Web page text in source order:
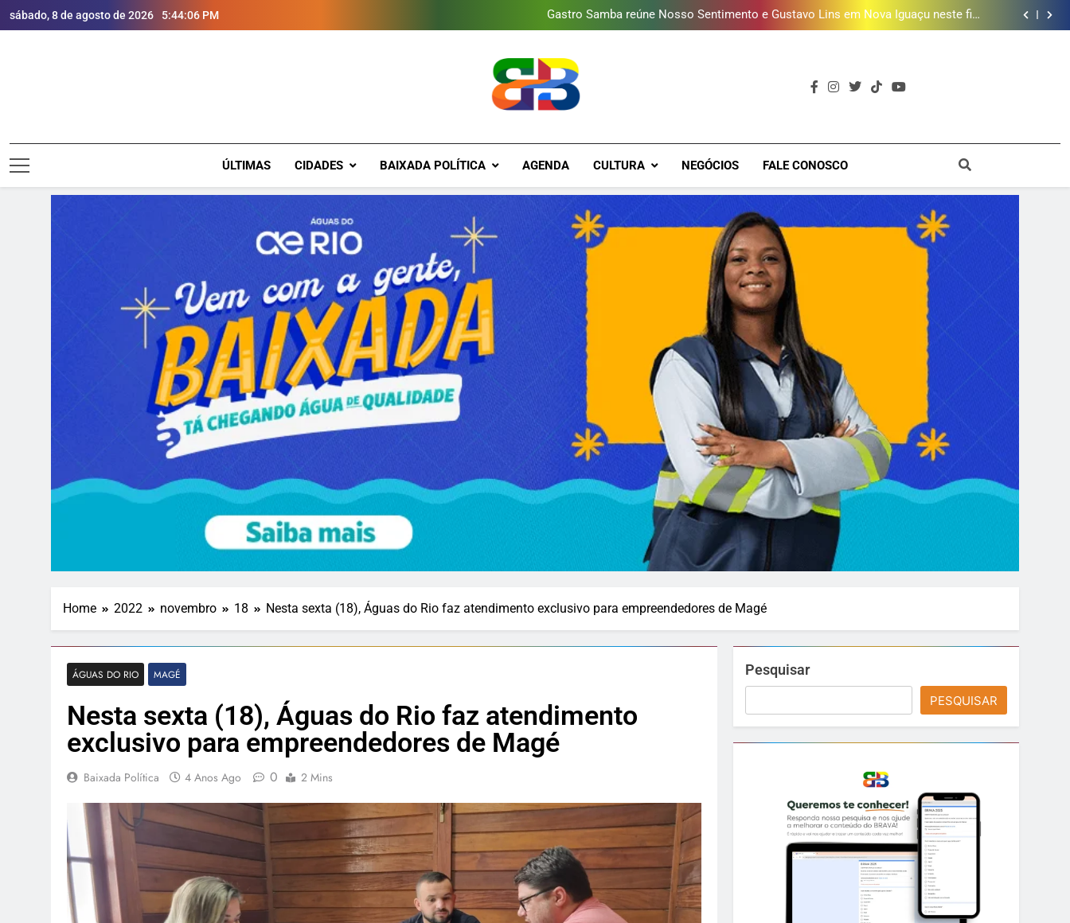
sábado, 8 de agosto de 2026 5:44:07 PM
como escolher o que mais combina com ele
Gastro Samba reúne Nosso Sentimento e Gustavo Lins em Nova Iguaçu neste fim
Gastro Samba reúne Nosso Sentimento e Gustavo Lins em Nova Iguaçu neste fim
Shopping Grande Rio sorteia MacBook e oferece vinho em campanha de Dia dos
Obra garante a preservação de 190 milhões de litros de água por ano na Baixada
Brava Baixada
ÚLTIMAS CIDADES BAIXADA POLÍTICA AGENDA CULTURA NEGÓCIOS FALE CONOSCO
Home 2022 novembro 18 Nesta sexta (18), Águas do Rio faz atendimento exclusivo para empreendedores de Magé
ÁGUAS DO RIO MAGÉ
Nesta sexta (18), Águas do Rio faz atendimento
exclusivo para empreendedores de Magé
Baixada Política 4 Anos Ago 0 2 Mins
Pesquisar
PESQUISAR